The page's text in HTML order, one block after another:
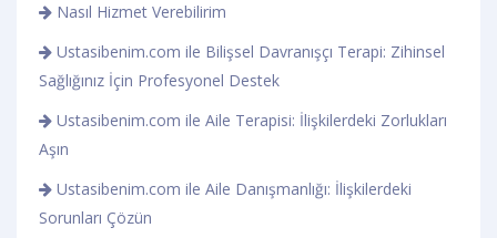
Nasıl Hizmet Verebilirim
Ustasibenim.com ile Bilişsel Davranışçı Terapi: Zihinsel
Sağlığınız İçin Profesyonel Destek
Ustasibenim.com ile Aile Terapisi: İlişkilerdeki Zorlukları
Aşın
Ustasibenim.com ile Aile Danışmanlığı: İlişkilerdeki
Sorunları Çözün